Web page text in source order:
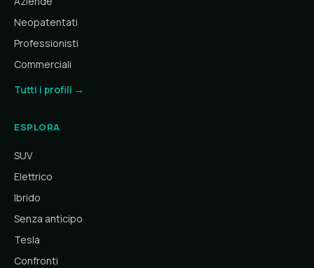
Neopatentati
Professionisti
Commerciali
Tutti i profili →
ESPLORA
SUV
Elettrico
Ibrido
Senza anticipo
Tesla
Confronti